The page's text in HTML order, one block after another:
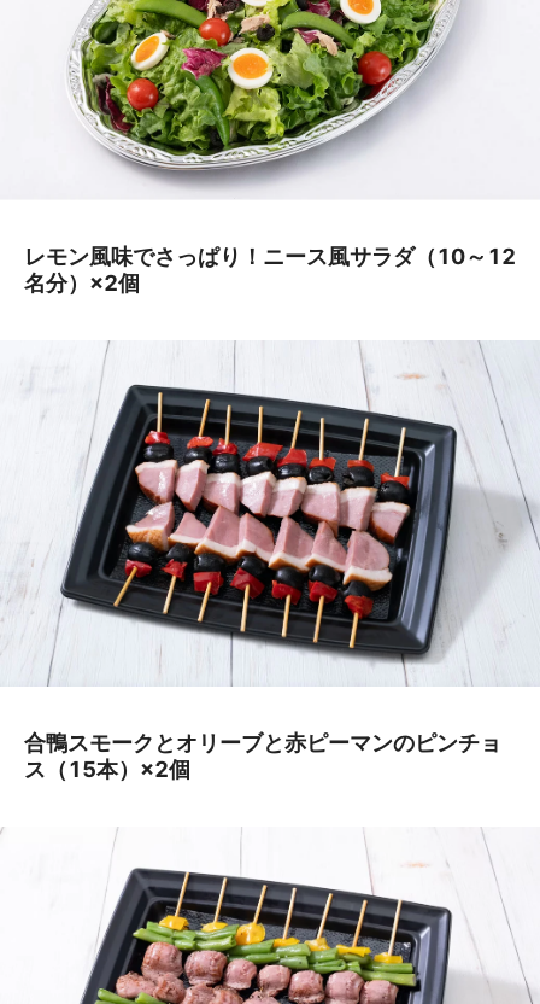
レモン風味でさっぱり！ニース風サラダ（10～12
名分）×2個
合鴨スモークとオリーブと赤ピーマンのピンチョ
ス（15本）×2個